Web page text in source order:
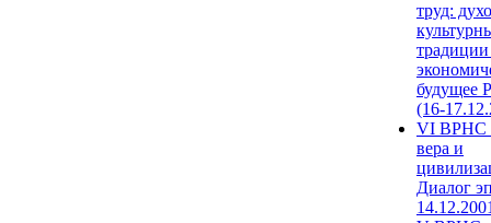
труд:
будущее
(16-
VI ВРНС
вера и
Диалог